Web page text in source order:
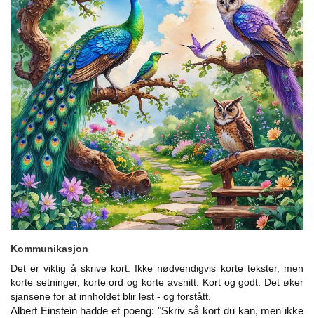
Kommunikasjon
Det er viktig å skrive kort. Ikke nødvendigvis korte tekster, men
korte setninger, korte ord og korte avsnitt. Kort og godt. Det øker
sjansene for at innholdet blir lest - og forstått.
Albert Einstein hadde et poeng: "Skriv så kort du kan, men ikke